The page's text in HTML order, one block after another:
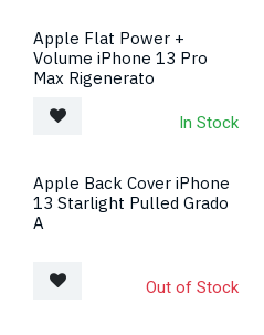
Apple Flat Power +
Volume iPhone 13 Pro
Max Rigenerato
In Stock
Apple Back Cover iPhone
13 Starlight Pulled Grado
A
Out of Stock